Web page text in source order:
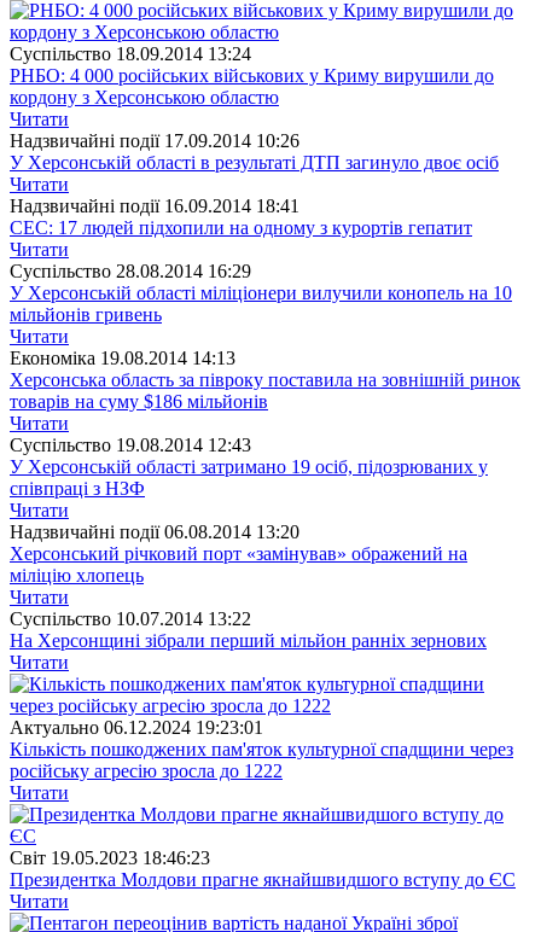
Суспiльство 18.09.2014 13:24
РНБО: 4 000 російських військових у Криму вирушили до
кордону з Херсонською областю
Читати
Надзвичайні події 17.09.2014 10:26
У Херсонській області в результаті ДТП загинуло двоє осіб
Читати
Надзвичайні події 16.09.2014 18:41
СЕС: 17 людей підхопили на одному з курортів гепатит
Читати
Суспiльство 28.08.2014 16:29
У Херсонській області міліціонери вилучили конопель на 10
мільйонів гривень
Читати
Економіка 19.08.2014 14:13
Херсонська область за півроку поставила на зовнішній ринок
товарів на суму $186 мільйонів
Читати
Суспiльство 19.08.2014 12:43
У Херсонській області затримано 19 осіб, підозрюваних у
співпраці з НЗФ
Читати
Надзвичайні події 06.08.2014 13:20
Херсонський річковий порт «замінував» ображений на
міліцію хлопець
Читати
Суспiльство 10.07.2014 13:22
На Херсонщині зібрали перший мільйон ранніх зернових
Читати
Актуально 06.12.2024 19:23:01
Кількість пошкоджених пам'яток культурної спадщини через
російську агресію зросла до 1222
Читати
Свiт 19.05.2023 18:46:23
Президентка Молдови прагне якнайшвидшого вступу до ЄС
Читати